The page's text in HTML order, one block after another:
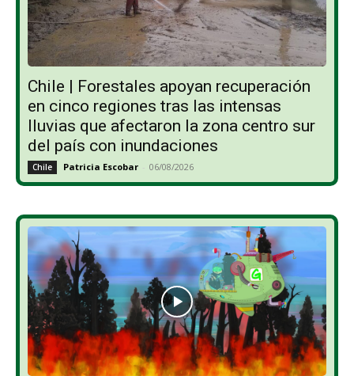
Chile | Forestales apoyan recuperación
en cinco regiones tras las intensas
lluvias que afectaron la zona centro sur
del país con inundaciones
Chile Patricia Escobar - 06/08/2026